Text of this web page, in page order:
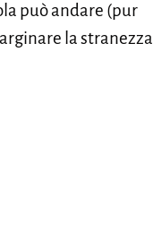
può andare (pur
la stranezza